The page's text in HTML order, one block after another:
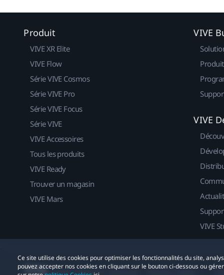
Ce site utilise des cookies pour optimiser les fonctionnalités du site,
pouvez accepter nos cookies en cliquant sur le bouton ci-dessous ou
Produit
VIVE XR Elite
VIVE Flow
Série VIVE Cosmos
Série VIVE Pro
Série VIVE Focus
Série VIVE
VIVE Accessoires
Tous les produits
VIVE Ready
Trouver un magasin
VIVE Mars
VIVE
VIVE
VIVE
© 2011-2026 HTC Corporation